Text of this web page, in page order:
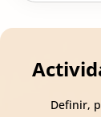
Definir,